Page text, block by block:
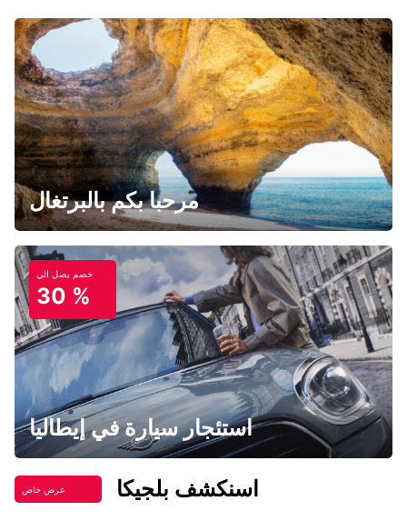
مرحبا بكم بالبرتغال
خصم يصل الي
30 %
استئجار سيارة في إيطاليا
عرض خاص اسنكشف بلجيكا